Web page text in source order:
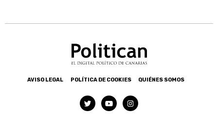
AVISO LEGAL POLÍTICA DE COOKIES QUIÉNES SOMOS